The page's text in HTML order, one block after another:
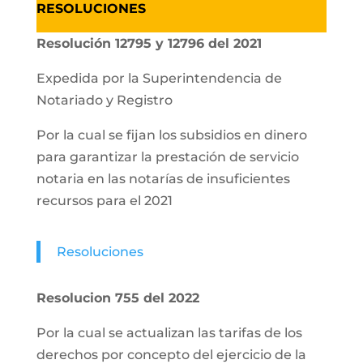
RESOLUCIONES
Resolución 12795 y 12796 del 2021
Expedida por la Superintendencia de
Notariado y Registro
Por la cual se fijan los subsidios en dinero
para garantizar la prestación de servicio
notaria en las notarías de insuficientes
recursos para el 2021
Resoluciones
Resolucion 755 del 2022
Por la cual se actualizan las tarifas de los
derechos por concepto del ejercicio de la